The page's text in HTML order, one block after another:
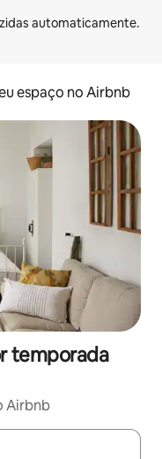
espaço no Airbnb
temporada
Airbnb